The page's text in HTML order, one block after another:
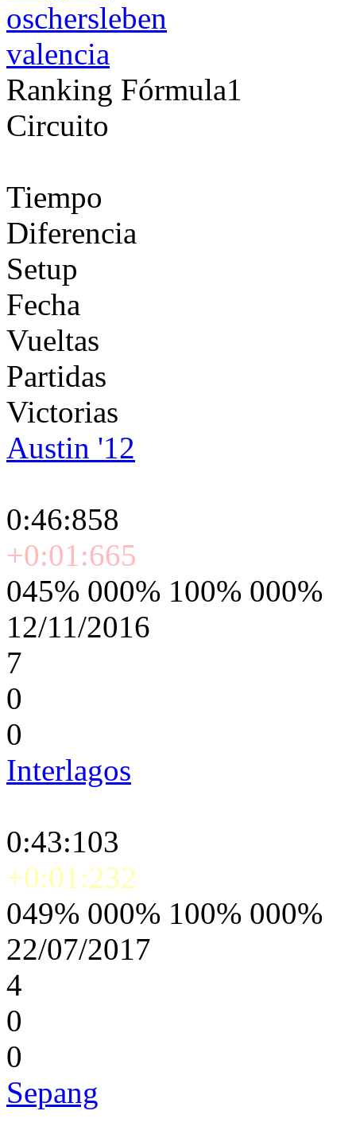
oschersleben
valencia
Ranking Fórmula1
Circuito
Tiempo
Diferencia
Setup
Fecha
Vueltas
Partidas
Victorias
Austin '12
0:46:858
+0:01:665
045% 000% 100% 000%
12/11/2016
7
0
0
Interlagos
0:43:103
+0:01:232
049% 000% 100% 000%
22/07/2017
4
0
0
Sepang